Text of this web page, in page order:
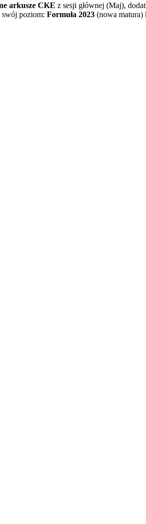
arkusze CKE z sesji głównej (Maj),
swój poziom: Formuła 2023 (nowa matura)